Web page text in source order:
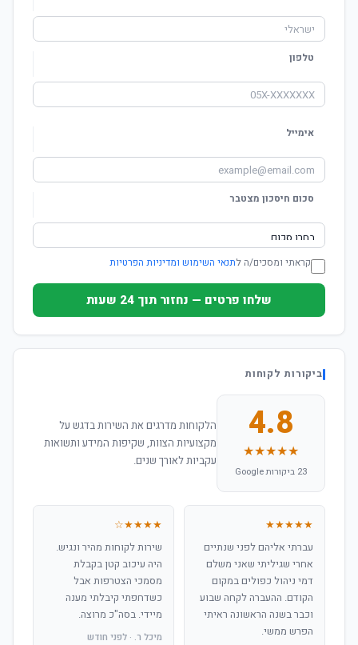
טלפון
אימייל
סכום חיסכון מצטבר
קראתי ומסכים/ה לתנאי השימוש ומדיניות הפרטיות
שלחו פרטים — נחזור תוך 24 שעות
ביקורות לקוחות
4.8
★★★★★
23 ביקורות Google
הלקוחות מדרגים את השירות בדגש על
מקצועיות הצוות, שקיפות המידע ותשואות
עקביות לאורך שנים.
★★★★★
עברתי אליהם לפני שנתיים
אחרי שגיליתי שאני משלם
דמי ניהול כפולים במקום
הקודם. ההעברה לקחה שבוע
וכבר בשנה הראשונה ראיתי
הפרש ממשי.
★★★★☆
שירות לקוחות מהיר ונגיש.
היה עיכוב קטן בקבלת
מסמכי הצטרפות אבל
כשדחפתי קיבלתי מענה
מיידי. בסה"כ מרוצה.
מיכל ר. · לפני חודש